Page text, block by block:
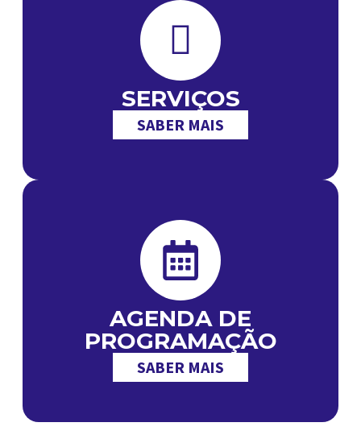
SERVIÇOS
SABER MAIS
AGENDA DE
PROGRAMAÇÃO
SABER MAIS